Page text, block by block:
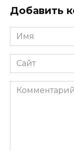
Добавить
Имя
*
Сайт
Комментарий